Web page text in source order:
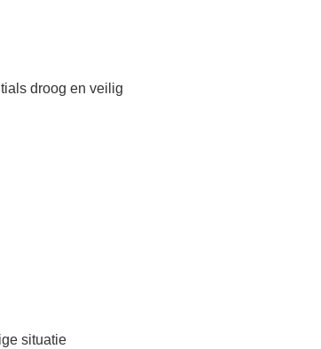
droog en veilig
situatie